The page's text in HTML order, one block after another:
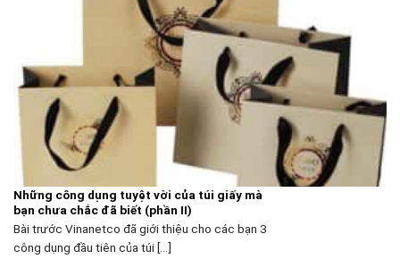
Những công dụng tuyệt vời của túi giấy mà
bạn chưa chắc đã biết (phần II)
Bài trước Vinanetco đã giới thiệu cho các bạn 3
công dụng đầu tiên của túi [...]